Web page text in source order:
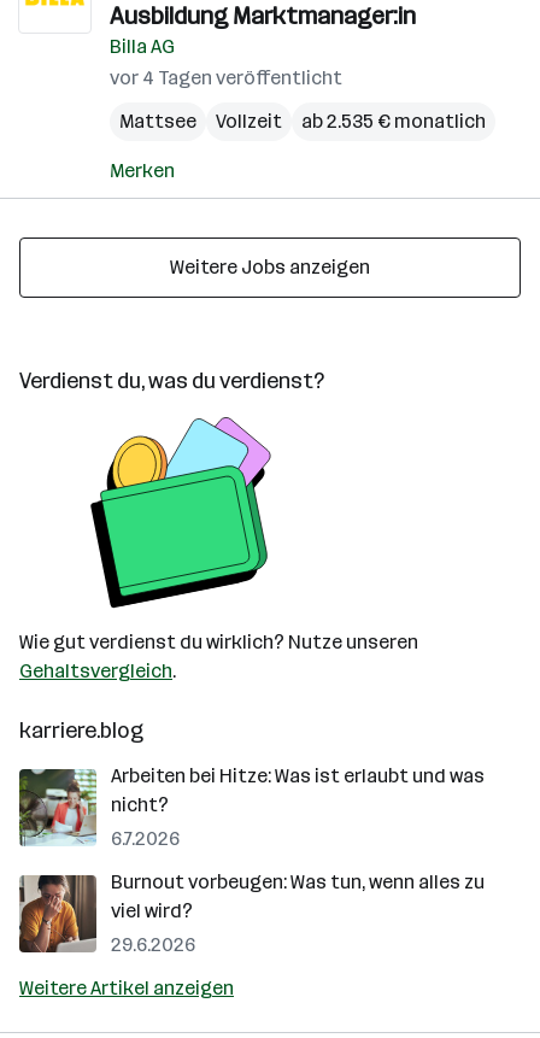
Ausbildung Marktmanager:in
Billa AG
vor 4 Tagen veröffentlicht
Mattsee
Vollzeit ab 2.535 € monatlich
Merken
Weitere Jobs anzeigen
Verdienst du, was du verdienst?
Wie gut verdienst du wirklich? Nutze unseren
Gehaltsvergleich.
karriere.blog
Arbeiten bei Hitze: Was ist erlaubt und was
nicht?
6.7.2026
Burnout vorbeugen: Was tun, wenn alles zu
viel wird?
29.6.2026
Weitere Artikel anzeigen